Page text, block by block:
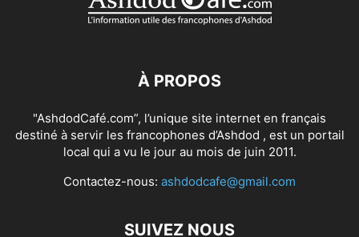
À PROPOS
"AshdodCafé.com”, l’unique site internet en français
destiné à servir les francophones d’Ashdod , est un portail
local qui a vu le jour au mois de juin 2011.
Contactez-nous: ashdodcafe@gmail.com
SUIVEZ NOUS